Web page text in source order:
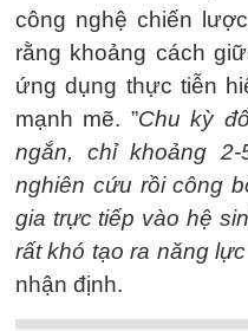
công nghệ chiến
rằng khoảng cách
ứng dụng thực tiễn
mạnh mẽ. ”Chu kỳ
ngắn, chỉ khoảng
nghiên cứu rồi công
gia trực tiếp vào hệ
rất khó tạo ra năng
nhận định.